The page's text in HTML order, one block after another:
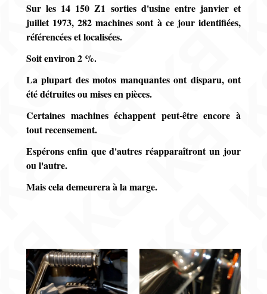
Sur les 14 150 Z1 sorties d'usine entre janvier et
juillet 1973, 282 machines sont à ce jour identifiées,
référencées et localisées.
Soit environ 2 %.
La plupart des motos manquantes ont disparu, ont
été détruites ou mises en pièces.
Certaines machines échappent peut-être encore à
tout recensement.
Espérons enfin que d'autres réapparaîtront un jour
ou l'autre.
Mais cela demeurera à la marge.